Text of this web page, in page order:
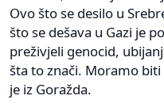
Ovo što se desilo u
što se dešava u Gazi je
preživjeli genocid,
šta to znači. Moramo
je iz Goražda.